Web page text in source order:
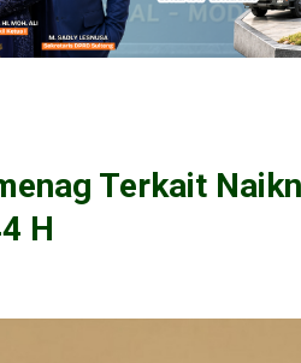
Terkait
H